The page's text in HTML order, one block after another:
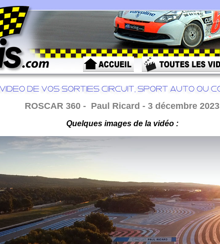
ROSCAR 360 - Paul Ricard - 3 décembre 2023
Quelques images de la vidéo :